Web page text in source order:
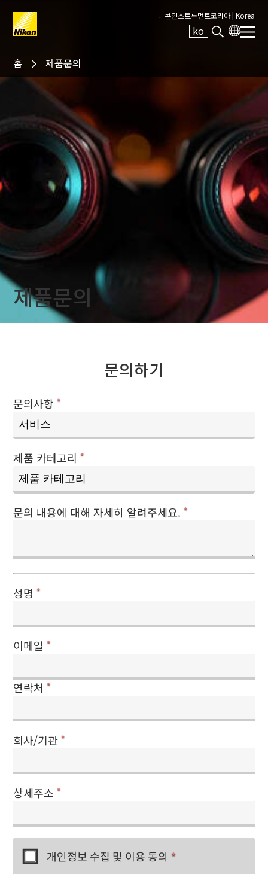
니콘인스트루먼트코리아 | Korea
ko
Search keyword(s)
홈 제품문의
제품문의
문의하기
문의사항*
제품 카테고리*
문의 내용에 대해 자세히 알려주세요.*
성명*
이메일*
연락처*
회사/기관*
상세주소*
개인정보 수집 및 이용 동의 *